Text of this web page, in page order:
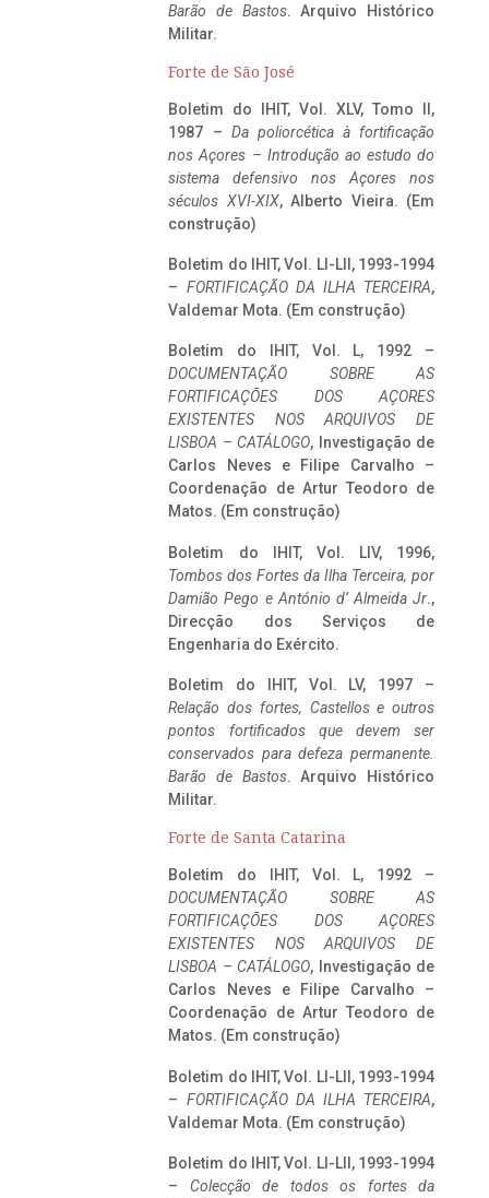
Barão de Bastos. Arquivo Histórico
Militar.
Forte de São José
Boletim do IHIT, Vol. XLV, Tomo II,
1987 – Da poliorcética à fortificação
nos Açores – Introdução ao estudo do
sistema defensivo nos Açores nos
séculos XVI-XIX, Alberto Vieira. (Em
construção)
Boletim do IHIT, Vol. LI-LII, 1993-1994
– FORTIFICAÇÃO DA ILHA TERCEIRA,
Valdemar Mota. (Em construção)
Boletim do IHIT, Vol. L, 1992 –
DOCUMENTAÇÃO SOBRE AS
FORTIFICAÇÕES DOS AÇORES
EXISTENTES NOS ARQUIVOS DE
LISBOA – CATÁLOGO, Investigação de
Carlos Neves e Filipe Carvalho –
Coordenação de Artur Teodoro de
Matos. (Em construção)
Boletim do IHIT, Vol. LIV, 1996,
Tombos dos Fortes da Ilha Terceira, por
Damião Pego e António d’ Almeida Jr.,
Direcção dos Serviços de
Engenharia do Exército.
Boletim do IHIT, Vol. LV, 1997 –
Relação dos fortes, Castellos e outros
pontos fortificados que devem ser
conservados para defeza permanente.
Barão de Bastos. Arquivo Histórico
Militar.
Forte de Santa Catarina
Boletim do IHIT, Vol. L, 1992 –
DOCUMENTAÇÃO SOBRE AS
FORTIFICAÇÕES DOS AÇORES
EXISTENTES NOS ARQUIVOS DE
LISBOA – CATÁLOGO, Investigação de
Carlos Neves e Filipe Carvalho –
Coordenação de Artur Teodoro de
Matos. (Em construção)
Boletim do IHIT, Vol. LI-LII, 1993-1994
– FORTIFICAÇÃO DA ILHA TERCEIRA,
Valdemar Mota. (Em construção)
Boletim do IHIT, Vol. LI-LII, 1993-1994
– Colecção de todos os fortes da